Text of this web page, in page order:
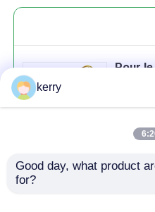
Pour
Continuer
kerry
Good day, what product
for?